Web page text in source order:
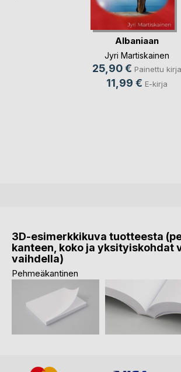
Albaniaan
Jyri Martiskainen
25,90 € Painettu kirja
11,99 € E-kirja
3D-esimerkkikuva tuotteesta
kanteen, koko ja yksityiskohdat
vaihdella)
Pehmeäkantinen